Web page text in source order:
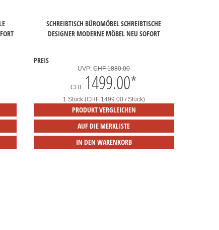
SCHREIBTISCH BÜROMÖBEL SCHREIBTISCHE
DESIGNER MODERNE MÖBEL NEU SOFORT
PREIS
UVP:CHF 1880.00
CHF 1499.00*
1 Stück (CHF 1499.00 / Stück)
PRODUKT VERGLEICHEN
AUF DIE MERKLISTE
IN DEN WARENKORB